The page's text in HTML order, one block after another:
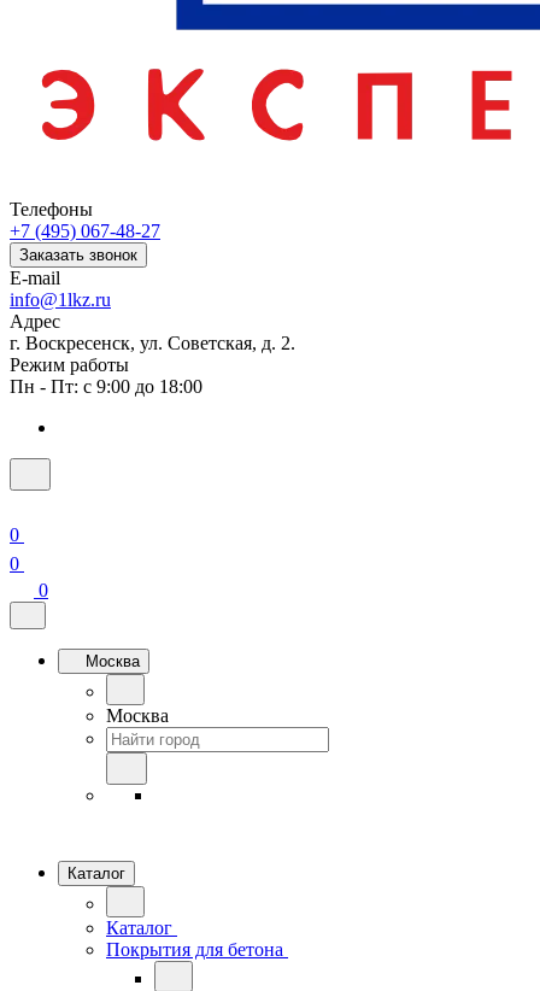
Телефоны
+7 (495) 067-48-27
Заказать звонок
E-mail
info@1lkz.ru
Адрес
г. Воскресенск, ул. Советская, д. 2.
Режим работы
Пн - Пт: с 9:00 до 18:00
0
0
0
Москва
Москва
Каталог
Каталог
Покрытия для бетона